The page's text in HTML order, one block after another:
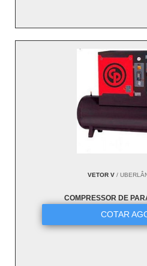
VETOR V /
COMPRESSOR DE
COTAR